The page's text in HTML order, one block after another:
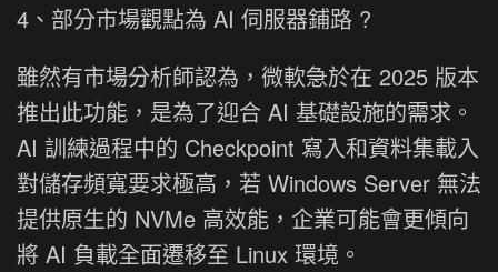
4、部分市場觀點為 AI 伺服器鋪路 ?
雖然有市場分析師認為，微軟急於在 2025 版本
推出此功能，是為了迎合 AI 基礎設施的需求。
AI 訓練過程中的 Checkpoint 寫入和資料集載入
對儲存頻寬要求極高，若 Windows Server 無法
提供原生的 NVMe 高效能，企業可能會更傾向
將 AI 負載全面遷移至 Linux 環境。